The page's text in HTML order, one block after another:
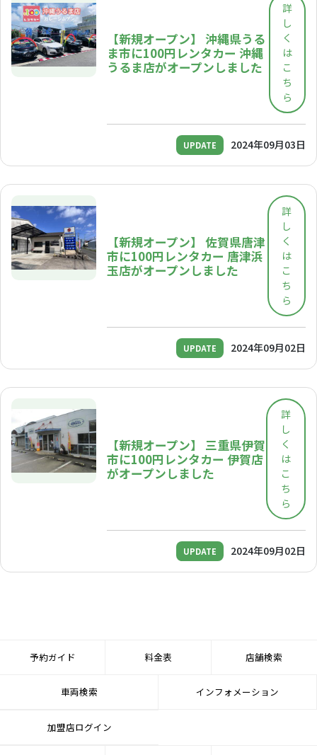
【新規オープン】 沖縄県うる
ま市に100円レンタカー 沖縄
うるま店がオープンしました
詳
し
く
は
こ
ち
ら
UPDATE 2024年09月03日
【新規オープン】 佐賀県唐津
市に100円レンタカー 唐津浜
玉店がオープンしました
詳
し
く
は
こ
ち
ら
UPDATE 2024年09月02日
【新規オープン】 三重県伊賀
市に100円レンタカー 伊賀店
がオープンしました
詳
し
く
は
こ
ち
ら
UPDATE 2024年09月02日
予約ガイド 料金表 店舗検索
車両検索 インフォメーション
加盟店ログイン